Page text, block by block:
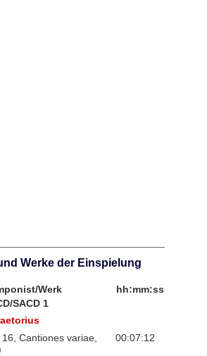
Werke der Einspielung
Werk
hh:mm:ss
SACD 1
Cantiones variae,
00:07:12